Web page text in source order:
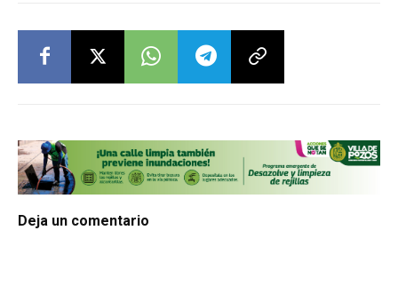
Deja un comentario